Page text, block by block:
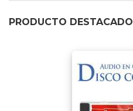
PRODUCTO DESTACADO